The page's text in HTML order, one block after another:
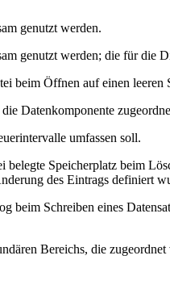
genutzt werden.
genutzt werden; die für
beim Öffnen auf einen leeren
Datenkomponente
umfassen soll.
Speicherplatz beim
des Eintrags definiert
beim Schreiben eines
Bereichs, die